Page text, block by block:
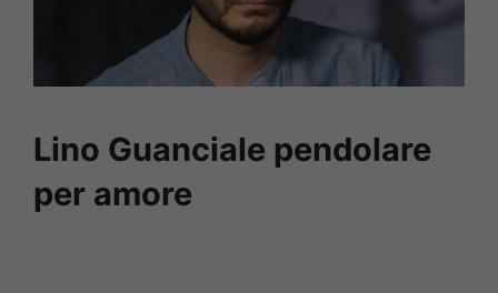
Lino Guanciale pendolare
per amore